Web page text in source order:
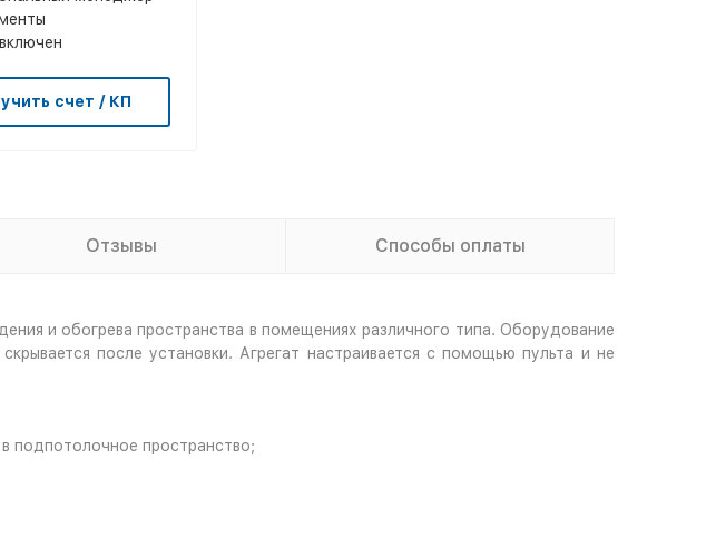
счет / КП
Отзывы Способы оплаты
и обогрева пространства в помещениях различного типа. Оборудование
после установки. Агрегат настраивается с помощью пульта и не
подпотолочное пространство;